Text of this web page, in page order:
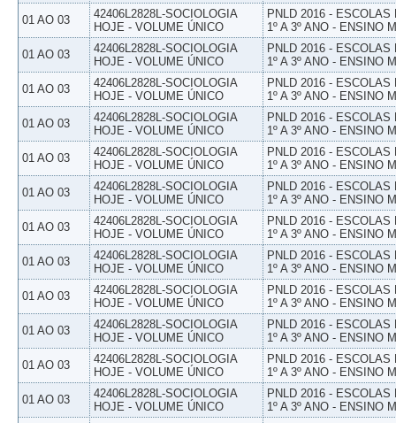
01 AO 03
42406L2828L-SOCIOLOGIA
HOJE - VOLUME ÚNICO
PNLD 2016 -
1º A 3º ANO - ENSINO
01 AO 03
42406L2828L-SOCIOLOGIA
HOJE - VOLUME ÚNICO
PNLD 2016 -
1º A 3º ANO - ENSINO
01 AO 03
42406L2828L-SOCIOLOGIA
HOJE - VOLUME ÚNICO
PNLD 2016 -
1º A 3º ANO - ENSINO
01 AO 03
42406L2828L-SOCIOLOGIA
HOJE - VOLUME ÚNICO
PNLD 2016 -
1º A 3º ANO - ENSINO
01 AO 03
42406L2828L-SOCIOLOGIA
HOJE - VOLUME ÚNICO
PNLD 2016 -
1º A 3º ANO - ENSINO
01 AO 03
42406L2828L-SOCIOLOGIA
HOJE - VOLUME ÚNICO
PNLD 2016 -
1º A 3º ANO - ENSINO
01 AO 03
42406L2828L-SOCIOLOGIA
HOJE - VOLUME ÚNICO
PNLD 2016 -
1º A 3º ANO - ENSINO
01 AO 03
42406L2828L-SOCIOLOGIA
HOJE - VOLUME ÚNICO
PNLD 2016 -
1º A 3º ANO - ENSINO
01 AO 03
42406L2828L-SOCIOLOGIA
HOJE - VOLUME ÚNICO
PNLD 2016 -
1º A 3º ANO - ENSINO
01 AO 03
42406L2828L-SOCIOLOGIA
HOJE - VOLUME ÚNICO
PNLD 2016 -
1º A 3º ANO - ENSINO
01 AO 03
42406L2828L-SOCIOLOGIA
HOJE - VOLUME ÚNICO
PNLD 2016 -
1º A 3º ANO - ENSINO
01 AO 03
42406L2828L-SOCIOLOGIA
HOJE - VOLUME ÚNICO
PNLD 2016 -
1º A 3º ANO - ENSINO